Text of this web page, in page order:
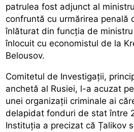
patrulea fost adjunct al
confruntă cu urmărirea penală
înlăturat din funcția de
înlocuit cu economistul de la
Belousov.
Comitetul de Investigații,
anchetă al Rusiei, l-a acuzat
unei organizații criminale ai
delapidat fonduri de stat între
Instituția a precizat că Țalikov